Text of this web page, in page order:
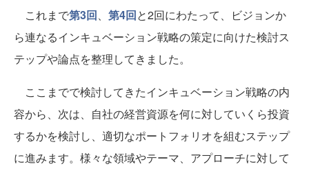
これまで第3回、 第4回と2回にわたって、ビジョンか
ら連なるインキュベーション戦略の策定に向けた検討ス
テップや論点を整理してきました。
ここまでで検討してきたインキュベーション戦略の内
容から、次は、自社の経営資源を何に対していくら投資
するかを検討し、適切なポートフォリオを組むステップ
に進みます。様々な領域やテーマ、アプローチに対して